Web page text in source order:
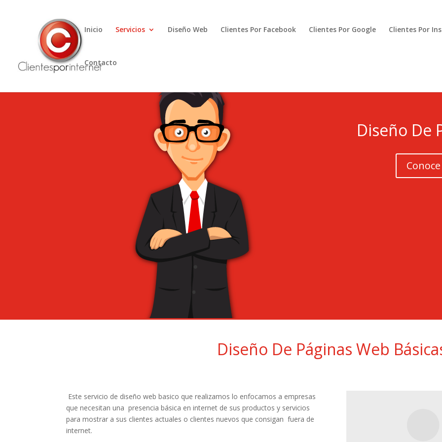
Inicio Servicios Diseño Web Clientes Por Facebook Clientes Por Google Clientes Por
Contacto
Diseño De
Diseño De Páginas Web
Este servicio de diseño web basico que realizamos lo enfocamos a empresas
que necesitan una presencia básica en internet de sus productos y servicios
para mostrar a sus clientes actuales o clientes nuevos que consigan fuera de
internet.